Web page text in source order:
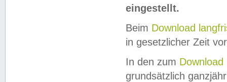
eingestellt.
Beim Download
in gesetzlicher Zeit
In den zum Download
grundsätzlich